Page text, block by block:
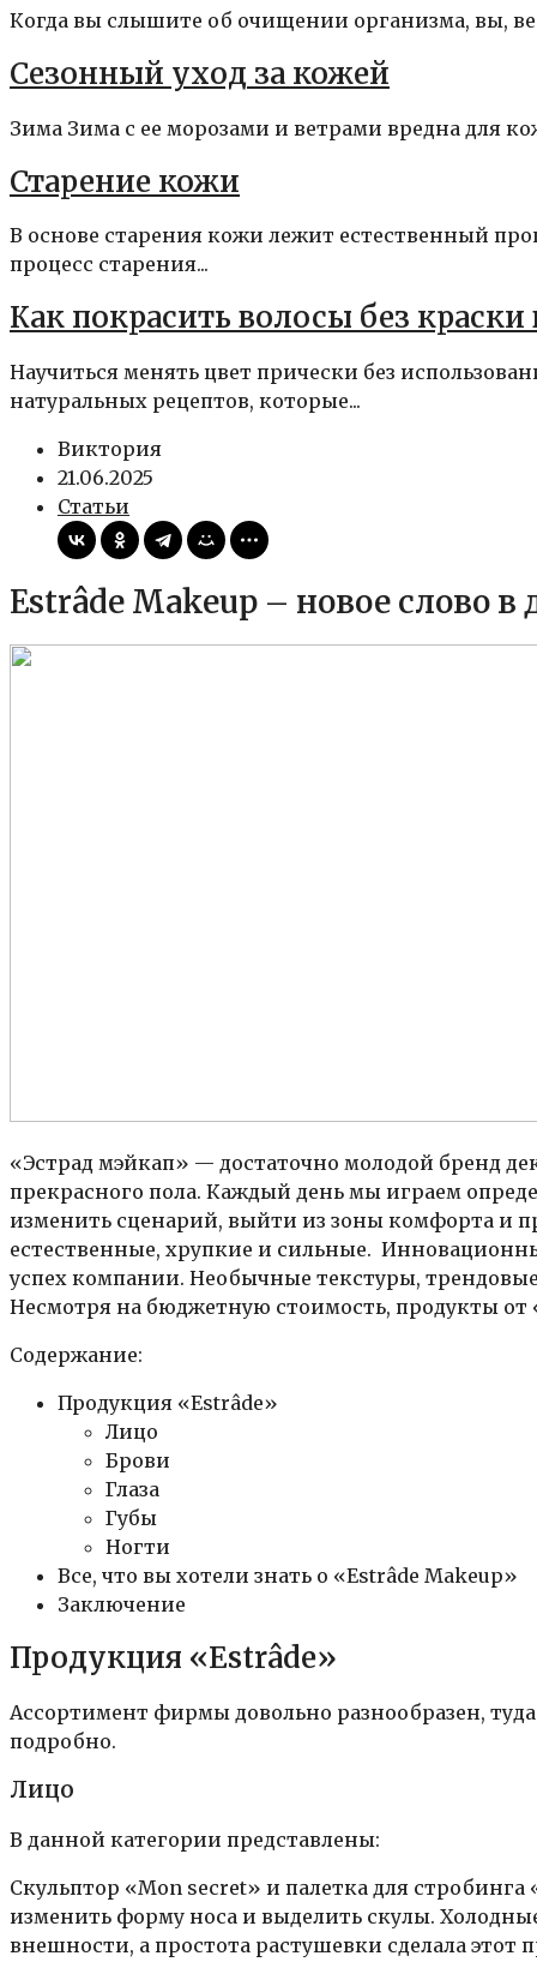
Когда вы слышите об очищении организма, вы,
Сезонный уход за кожей
Зима Зима с ее морозами и ветрами вредна для
Старение кожи
В основе старения кожи лежит естественный
процесс старения...
Как покрасить волосы без
Научиться менять цвет прически без
натуральных рецептов, которые...
Виктория
21.06.2025
Статьи
Estrâde Makeup – новое слово
«Эстрад мэйкап» — достаточно молодой бренд
прекрасного пола. Каждый день мы играем
изменить сценарий, выйти из зоны комфорта и
естественные, хрупкие и сильные.
успех компании. Необычные текстуры,
Несмотря на бюджетную стоимость, продукты
Содержание:
Продукция «Estrâde»
Лицо
Брови
Глаза
Губы
Ногти
Все, что вы хотели знать о «Estrâde Makeup»
Заключение
Продукция «Estrâde»
Ассортимент фирмы довольно разнообразен,
подробно.
Лицо
В данной категории представлены:
Скульптор «Mon secret» и палетка для
изменить форму носа и выделить скулы.
внешности, а простота растушевки сделала